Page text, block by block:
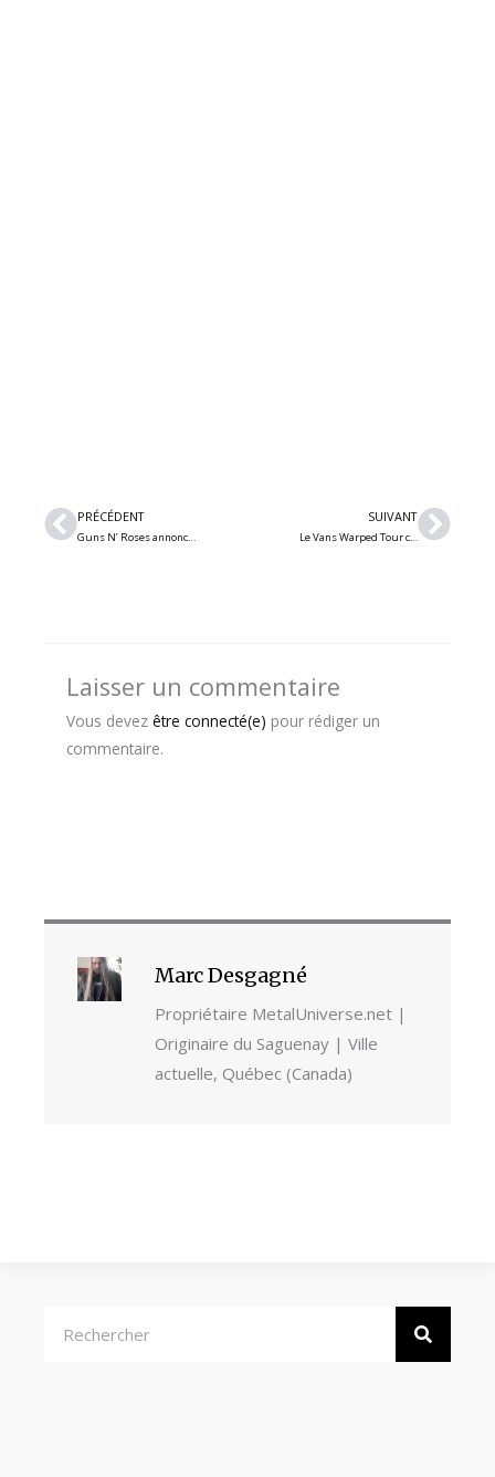
Précédent
PRÉCÉDENT SUIVANT
Laisser un commentaire
Vous devez être connecté(e) pour rédiger un
commentaire.
Marc Desgagné
Propriétaire MetalUniverse.net |
Originaire du Saguenay | Ville
actuelle, Québec (Canada)